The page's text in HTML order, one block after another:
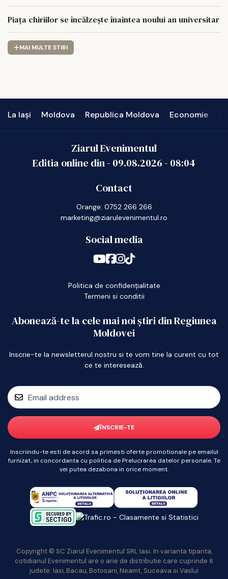
Piața chiriilor se încălzește înaintea noului an universitar
MAI MULTE STIRI
La Iași Moldova Republica Moldova Economie
Ziarul Evenimentul
Editia online din - 09.08.2026- 08:04
Contact
Orange: 0752 266 266
marketing@ziarulevenimentul.ro
Social media
Politica de confidențialitate
Termeni si conditii
Abonează-te la cele mai noi știri din Regiunea
Moldovei
Inscrie-te la newsletterul nostru si te vom tine la curent cu tot
ce te interesează.
ÎNSCRIE-TE
Inscriindu-te esti de acord sa primesti oferte promotionale pe emailul
furnizat, in concordanta cu politica de Prelucrarea datelor personale. Te
vei putea dezabona in orice moment.
Copyright © SC Ziarul Evenimentul SRL Iasi. In varianta tiparita,
cotidianul Evenimentul are o arie de distributie care cuprinde 6
judete: Iasi, Bacau, Botosani, Neamt, Suceava si Vaslui